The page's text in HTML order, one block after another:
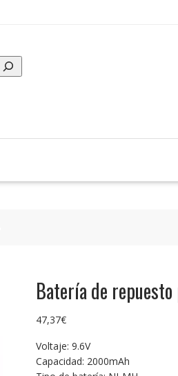
Batería de
47,37€
Voltaje: 9.6V
Capacidad: 2000mAh